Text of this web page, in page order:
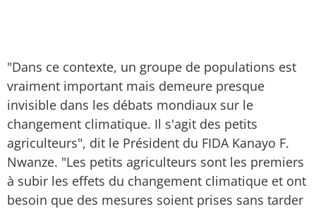
"Dans ce contexte, un groupe de populations est
vraiment important mais demeure presque
invisible dans les débats mondiaux sur le
changement climatique. Il s'agit des petits
agriculteurs", dit le Président du FIDA Kanayo F.
Nwanze. "Les petits agriculteurs sont les premiers
à subir les effets du changement climatique et ont
besoin que des mesures soient prises sans tarder